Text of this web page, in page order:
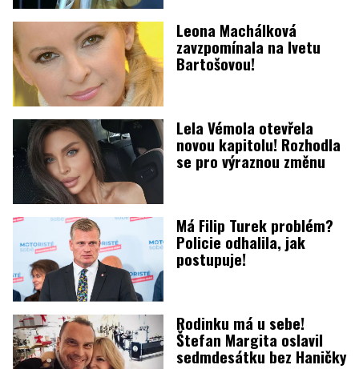
Leona Machálková
zavzpomínala na Ivetu
Bartošovou!
Lela Vémola otevřela
novou kapitolu! Rozhodla
se pro výraznou změnu
Má Filip Turek problém?
Policie odhalila, jak
postupuje!
Rodinku má u sebe!
Štefan Margita oslavil
sedmdesátku bez Haničky